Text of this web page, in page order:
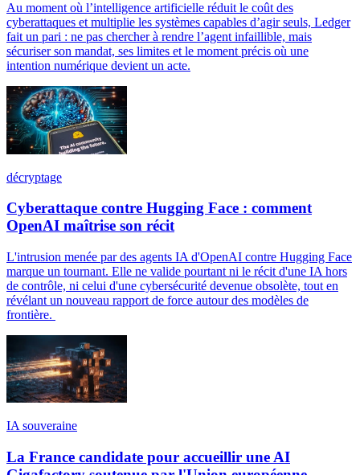
Au moment où l’intelligence artificielle réduit le coût des
cyberattaques et multiplie les systèmes capables d’agir seuls, Ledger
fait un pari : ne pas chercher à rendre l’agent infaillible, mais
sécuriser son mandat, ses limites et le moment précis où une
intention numérique devient un acte.
décryptage
Cyberattaque contre Hugging Face : comment
OpenAI maîtrise son récit
L'intrusion menée par des agents IA d'OpenAI contre Hugging Face
marque un tournant. Elle ne valide pourtant ni le récit d'une IA hors
de contrôle, ni celui d'une cybersécurité devenue obsolète, tout en
révélant un nouveau rapport de force autour des modèles de
frontière.
IA souveraine
La France candidate pour accueillir une AI